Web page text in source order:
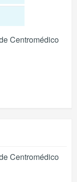
Centromédico
Centromédico